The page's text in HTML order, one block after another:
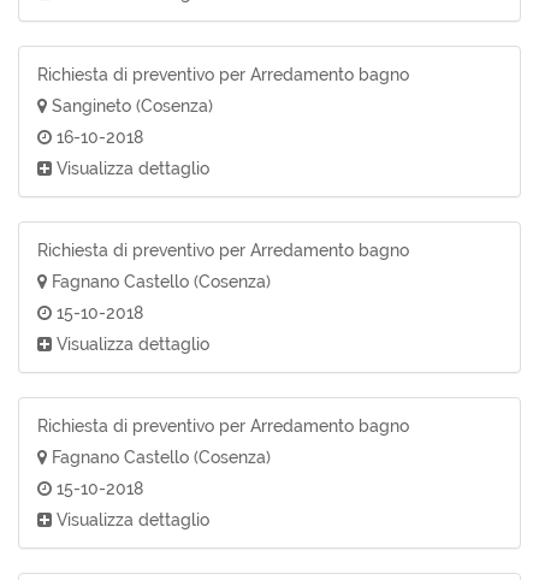
Richiesta di preventivo per Arredamento bagno
Sangineto (Cosenza)
16-10-2018
Visualizza dettaglio
Richiesta di preventivo per Arredamento bagno
Fagnano Castello (Cosenza)
15-10-2018
Visualizza dettaglio
Richiesta di preventivo per Arredamento bagno
Fagnano Castello (Cosenza)
15-10-2018
Visualizza dettaglio